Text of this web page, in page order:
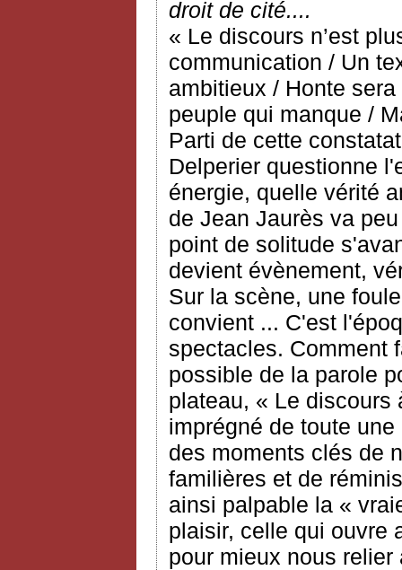
droit de cité....
« Le discours n’est
communication / Un
ambitieux / Honte
peuple qui manque /
Parti de cette
Delperier questionne
énergie, quelle vérité
de Jean Jaurès va
point de solitude
devient évènement,
Sur la scène, une
convient ... C'est
spectacles. Comment
possible de la parole
plateau, « Le discours
imprégné de toute
des moments clés de
familières et de
ainsi palpable la «
plaisir, celle qui ouvre
pour mieux nous relier